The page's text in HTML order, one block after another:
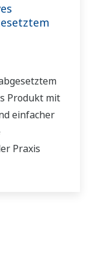
Produkt mit
einfacher
Praxis